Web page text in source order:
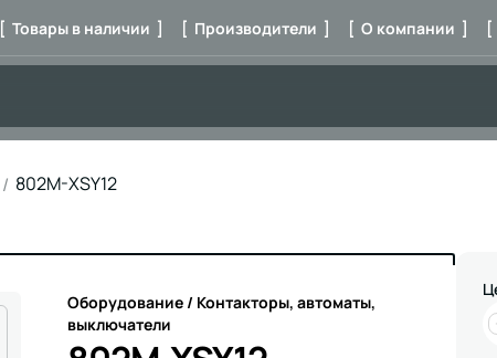
[ Товары в наличии ] [ Производители ] [ О компании ] [
802M-XSY12
Оборудование / Контакторы, автоматы,
выключатели